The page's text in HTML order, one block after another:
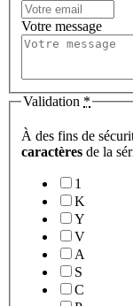
Votre message
Validation *
À des fins de
caractères de la
1
K
Y
V
A
S
C